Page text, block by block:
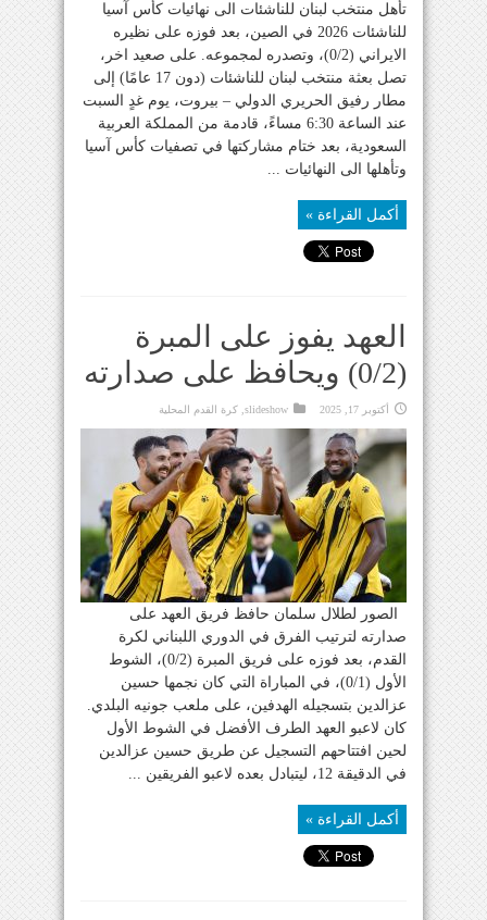
تأهل منتخب لبنان للناشئات الى نهائيات كأس آسيا
للناشئات 2026 في الصين، بعد فوزه على نظيره
الايراني (0/2)، وتصدره لمجموعه. على صعيد اخر،
تصل بعثة منتخب لبنان للناشئات (دون 17 عامًا) إلى
مطار رفيق الحريري الدولي – بيروت، يوم غدٍ السبت
عند الساعة 6:30 مساءً، قادمة من المملكة العربية
السعودية، بعد ختام مشاركتها في تصفيات كأس آسيا
وتأهلها الى النهائيات ...
أكمل القراءة »
العهد يفوز على المبرة
(0/2) ويحافظ على صدارته
أكتوبر 17, 2025 slideshow كرة القدم المحلية
الصور لطلال سلمان حافظ فريق العهد على
صدارته لترتيب الفرق في الدوري اللبناني لكرة
القدم، بعد فوزه على فريق المبرة (0/2)، الشوط
الأول (0/1)، في المباراة التي كان نجمها حسين
عزالدين بتسجيله الهدفين، على ملعب جونيه البلدي.
كان لاعبو العهد الطرف الأفضل في الشوط الأول
لحين افتتاحهم التسجيل عن طريق حسين عزالدين
في الدقيقة 12، ليتبادل بعده لاعبو الفريقين ...
أكمل القراءة »